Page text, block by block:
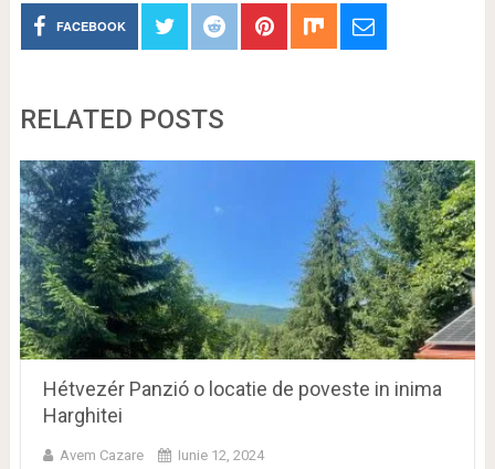
FACEBOOK
RELATED POSTS
Hétvezér Panzió o locatie de poveste in inima
Harghitei
Avem Cazare Iunie 12, 2024